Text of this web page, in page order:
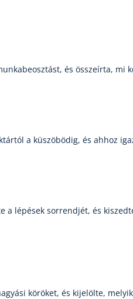
és összeírta,
a küszöbödig, és ahhoz
a lépések sorrendjét, és
köröket, és kijelölte,